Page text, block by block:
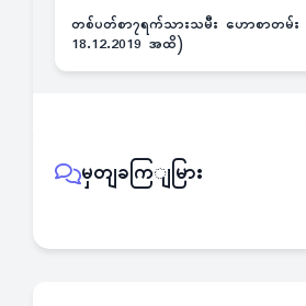
တစ်ပတ်စာ၇ရက်သားသမီး ဟောစာတမ်း
18.12.2019 အထိ)
မှတျခကြျမြား